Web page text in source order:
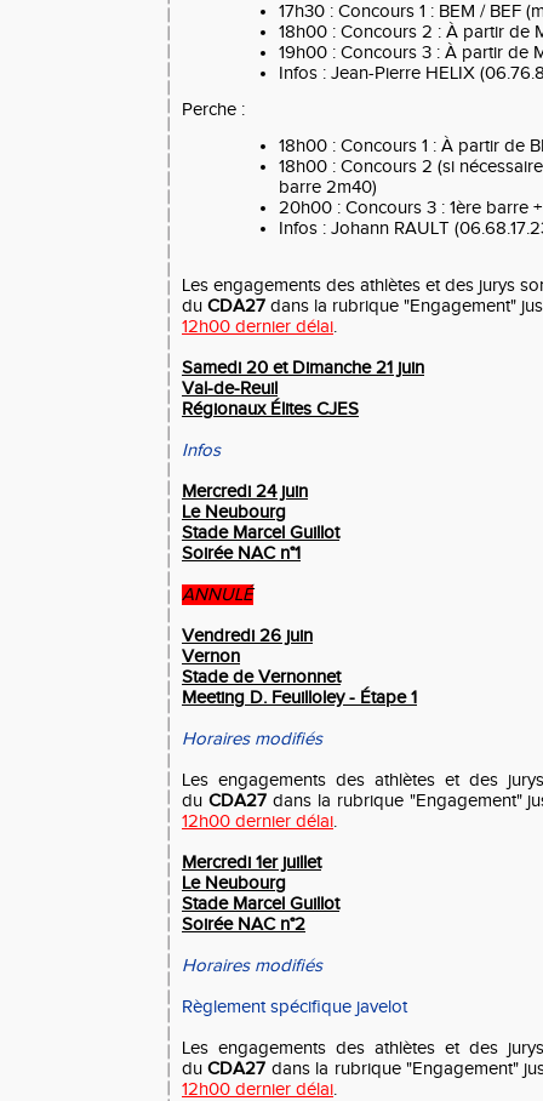
17h30 : Concours 1 : BEM / BEF
18h00 : Concours 2 : À partir de
19h00 : Concours 3 : À partir de
Infos : Jean-Pierre HELIX
Perche :
18h00 : Concours 1 : À partir de
18h00 : Concours 2 (si
barre 2m40)
20h00 : Concours 3 : 1ère barre
Infos : Johann RAULT
Les engagements des athlètes et des jurys
du CDA27 dans la rubrique "Engagement"
12h00 dernier délai.
Samedi 20 et Dimanche 21 juin
Val-de-Reuil
Régionaux Élites CJES
Infos
Mercredi 24 juin
Le Neubourg
Stade Marcel Guillot
Soirée NAC n°1
ANNULÉ
Vendredi 26 juin
Vernon
Stade de Vernonnet
Meeting D. Feuilloley - Étape 1
Horaires modifiés
Les engagements des athlètes et des
du CDA27dans la rubrique "Engagement"
12h00 dernier délai.
Mercredi 1er juillet
Le Neubourg
Stade Marcel Guillot
Soirée NAC n°2
Horaires modifiés
Règlement spécifique javelot
Les engagements des athlètes et des
duCDA27 dans la rubrique "Engagement"
12h00 dernier délai.